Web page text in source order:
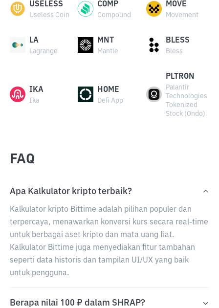
USELESS
Useless Coin
COMP
Compound
MOVE
Movement
LA
Lagrange
MNT
Mantle
BLESS
Bless
IKA
Ika
HOME
Defi App
PLTRON
Palantir
Technologies
Tokenized
Stock (Ondo)
FAQ
Apa Kalkulator kripto terbaik?
Kalkulator kripto Bittime adalah pilihan populer dan
terpercaya, menawarkan konversi kurs secara real-time
untuk berbagai aset kripto dan mata uang fiat.
Kalkulator Bittime juga menyediakan fitur tambahan
seperti data historis dan tampilan UI/UX yang baik
untuk pengguna.
Berapa nilai 100 ₽ dalam SHRAP?